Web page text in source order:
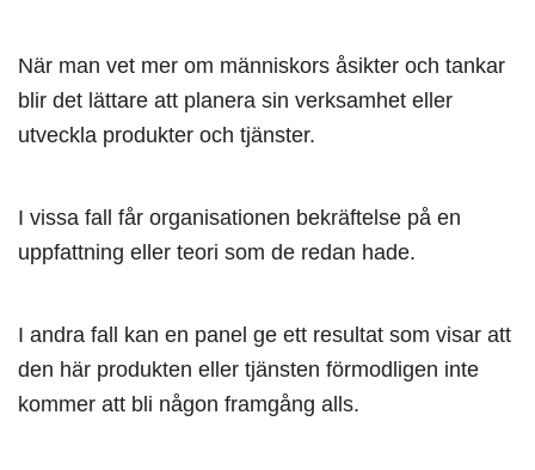
När man vet mer om människors åsikter och tankar
blir det lättare att planera sin verksamhet eller
utveckla produkter och tjänster.
I vissa fall får organisationen bekräftelse på en
uppfattning eller teori som de redan hade.
I andra fall kan en panel ge ett resultat som visar att
den här produkten eller tjänsten förmodligen inte
kommer att bli någon framgång alls.